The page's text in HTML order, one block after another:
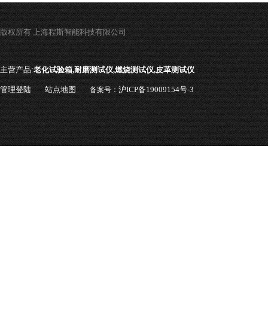
版权所有 上海程斯智能科技有限公司
主营产品:老化试验箱,耐磨测试仪,燃烧测试仪,皮革测试仪
管理登陆 站点地图 备案号：沪ICP备19009154号-3